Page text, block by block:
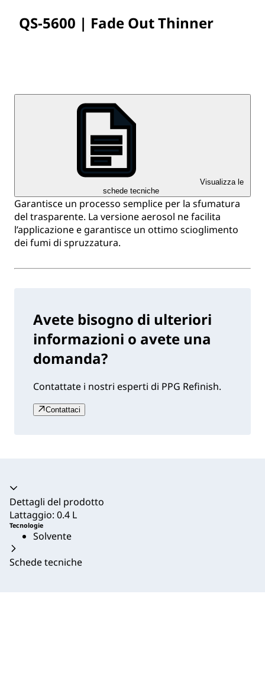
QS-5600 | Fade Out Thinner
Visualizza le
schede tecniche
Garantisce un processo semplice per la sfumatura
del trasparente. La versione aerosol ne facilita
l’applicazione e garantisce un ottimo scioglimento
dei fumi di spruzzatura.
Avete bisogno di ulteriori
informazioni o avete una
domanda?
Contattate i nostri esperti di PPG Refinish.
Contattaci
Dettagli del prodotto
Lattaggio: 0.4 L
Tecnologie
Solvente
Schede tecniche